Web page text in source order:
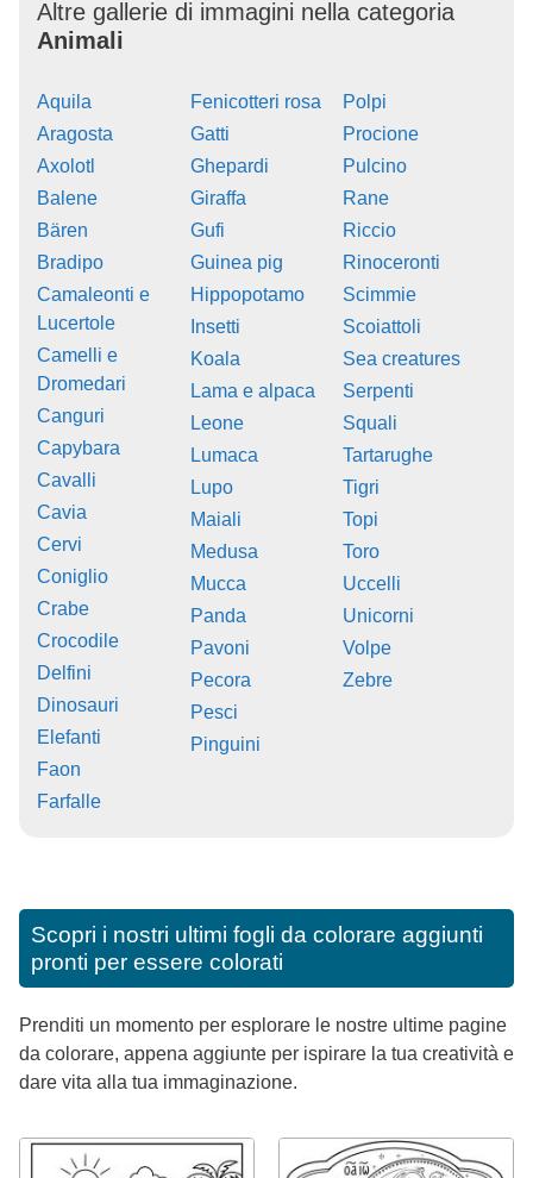
Altre gallerie di immagini nella categoria
Animali
Aquila
Aragosta
Axolotl
Balene
Bären
Bradipo
Camaleonti e
Lucertole
Camelli e
Dromedari
Canguri
Capybara
Cavalli
Cavia
Cervi
Coniglio
Crabe
Crocodile
Delfini
Dinosauri
Elefanti
Faon
Farfalle
Fenicotteri rosa
Gatti
Ghepardi
Giraffa
Gufi
Guinea pig
Hippopotamo
Insetti
Koala
Lama e alpaca
Leone
Lumaca
Lupo
Maiali
Medusa
Mucca
Panda
Pavoni
Pecora
Pesci
Pinguini
Polpi
Procione
Pulcino
Rane
Riccio
Rinoceronti
Scimmie
Scoiattoli
Sea creatures
Serpenti
Squali
Tartarughe
Tigri
Topi
Toro
Uccelli
Unicorni
Volpe
Zebre
Scopri i nostri ultimi fogli da colorare aggiunti
pronti per essere colorati
Prenditi un momento per esplorare le nostre ultime pagine
da colorare, appena aggiunte per ispirare la tua creatività e
dare vita alla tua immaginazione.